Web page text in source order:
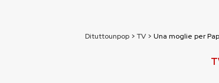
Dituttounpop > TV > Una moglie per